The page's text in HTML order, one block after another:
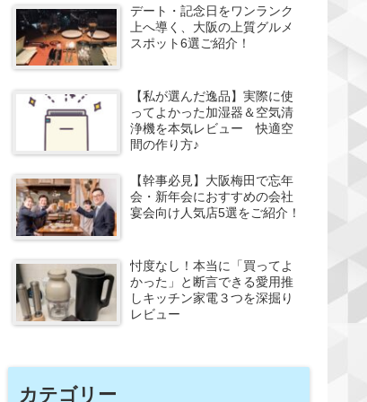
デート・記念日をワンランク
上へ導く、大阪の上質グルメ
スポット6選ご紹介！
【私が選んだ逸品】実際に使
ってよかった加湿器＆空気清
浄機を本気レビュー 快適空
間の作り方♪
【幹事必見】大阪梅田で忘年
会・新年会におすすめの会社
宴会向け人気店5選をご紹介！
忖度なし！本当に「買ってよ
かった」と断言できる愛用推
しキッチン家電３つを深掘り
レビュー
カテゴリー